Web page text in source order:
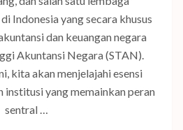
Indonesia yang secara khusus
dan keuangan negara
Akuntansi Negara (STAN).
kita akan menjelajahi esensi
institusi yang memainkan peran
sentral …